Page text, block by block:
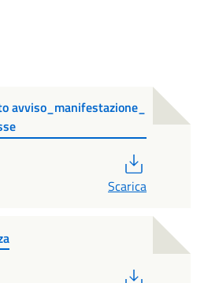
avviso_manifestazione_
Scarica